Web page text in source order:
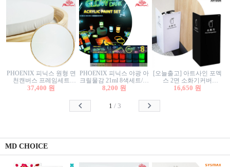
PHOENIX 피닉스 원형 면
천캔버스 프레임세트
40cm/원형캔버스/플로팅
37,400 원
PHOENIX 피닉스 야광 아
크릴물감 21ml 8색세트/야
광물감
8,200 원
[오늘출고] 아트사인 포멕
스 2면 소화기커버
1470/1471/소화기커버/소
함/소화기거치대/소화기
16,650 원
1 / 3
MD CHOICE